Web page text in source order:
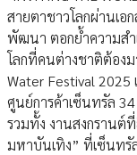
สายตาชาวโลกผ่านเ
พัฒนา ตอกย้ำความสำ
โลกที่คนต่างชาติต้องม
Water Festival
ศูนย์การค้าเซ็นทรัล
รวมทั้ง งานสงกรานต์
มหาบันเทิง” ที่เซ็นทรั